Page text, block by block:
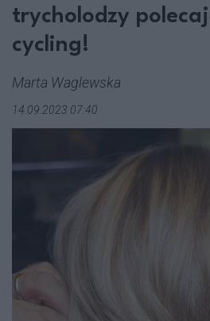
trycholodzy
cycling!
Marta Waglewska
14.09.2023 07:40